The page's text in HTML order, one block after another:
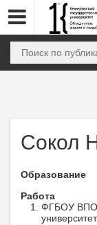
Сокол
Образование
Работа
ФГБОУ ВПО